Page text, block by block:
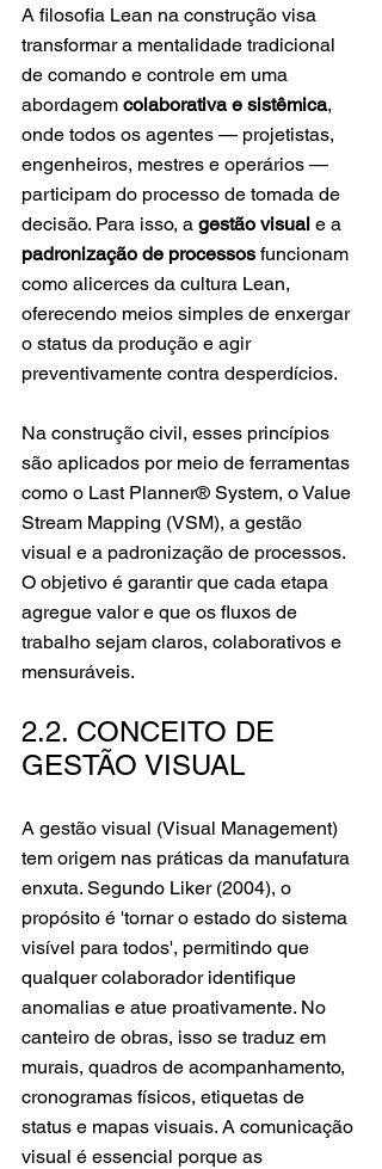
A filosofia Lean na construção visa
transformar a mentalidade tradicional
de comando e controle em uma
abordagem colaborativa e sistêmica,
onde todos os agentes — projetistas,
engenheiros, mestres e operários —
participam do processo de tomada de
decisão. Para isso, a gestão visual e a
padronização de processos funcionam
como alicerces da cultura Lean,
oferecendo meios simples de enxergar
o status da produção e agir
preventivamente contra desperdícios.
Na construção civil, esses princípios
são aplicados por meio de ferramentas
como o Last Planner® System, o Value
Stream Mapping (VSM), a gestão
visual e a padronização de processos.
O objetivo é garantir que cada etapa
agregue valor e que os fluxos de
trabalho sejam claros, colaborativos e
mensuráveis.
2.2. CONCEITO DE
GESTÃO VISUAL
A gestão visual (Visual Management)
tem origem nas práticas da manufatura
enxuta. Segundo Liker (2004), o
propósito é 'tornar o estado do sistema
visível para todos', permitindo que
qualquer colaborador identifique
anomalias e atue proativamente. No
canteiro de obras, isso se traduz em
murais, quadros de acompanhamento,
cronogramas físicos, etiquetas de
status e mapas visuais. A comunicação
visual é essencial porque as